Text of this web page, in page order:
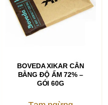
BOVEDA XIKAR CÂN
BẰNG ĐỘ ẨM 72% –
GÓI 60G